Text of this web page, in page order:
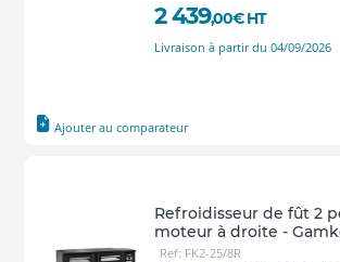
2 439,00€ HT
Livraison à partir du 04/09/2026
Ajouter au comparateur
Refroidisseur de fût 2
moteur à droite -
Ref: FK2-25/8R